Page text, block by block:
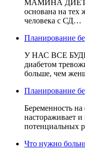
МАМИНА ДИЕТА
основана на тех
человека с СД…
Планирование
У НАС ВСЕ
диабетом
больше, чем
Планирование
Беременность на
настораживает и
потенциальных
Что нужно